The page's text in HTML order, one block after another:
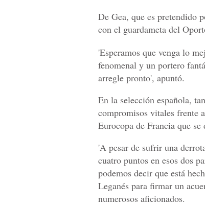
De Gea, que es pretendido
con el guardameta del
'Esperamos que venga lo
fenomenal y un portero
arregle pronto', apuntó.
En la selección española,
compromisos vitales frente
Eurocopa de Francia que
'A pesar de sufrir una
cuatro puntos en esos dos
podemos decir que está
Leganés para firmar un
numerosos aficionados.